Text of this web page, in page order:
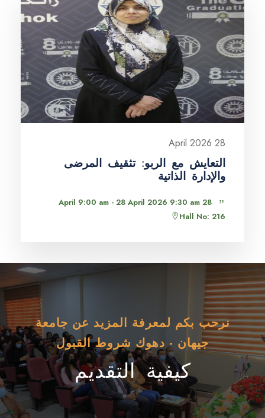
28 April 2026
التعايش مع الربو: تثقيف المرضى
والإدارة الذاتية
28 April 9:00 am - 28 April 2026 9:30 am
Hall No: 216
نرحب بكم لمعرفة المزيد عن جامعة
جيهان - دهوك شروط القبول
كيفية التقديم